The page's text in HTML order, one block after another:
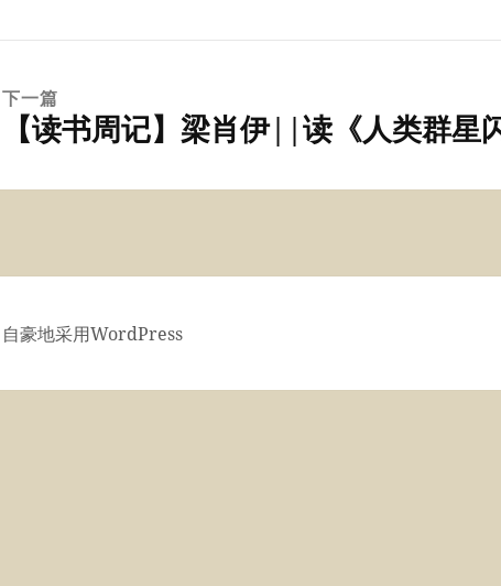
文
下一篇
文
【读书周记】梁肖伊||读《人类群星
自豪地采用WordPress